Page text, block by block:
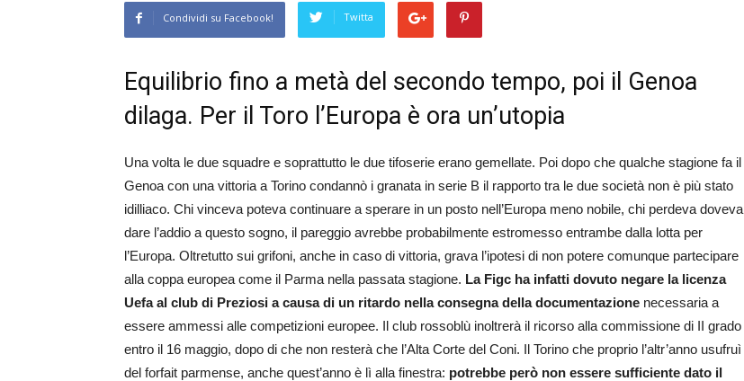
Condividi su Facebook! Twitta
Equilibrio fino a metà del secondo tempo, poi il Genoa
dilaga. Per il Toro l’Europa è ora un’utopia
Una volta le due squadre e soprattutto le due tifoserie erano gemellate. Poi dopo che qualche stagione fa il
Genoa con una vittoria a Torino condannò i granata in serie B il rapporto tra le due società non è più stato
idilliaco. Chi vinceva poteva continuare a sperare in un posto nell’Europa meno nobile, chi perdeva doveva
dare l’addio a questo sogno, il pareggio avrebbe probabilmente estromesso entrambe dalla lotta per
l’Europa. Oltretutto sui grifoni, anche in caso di vittoria, grava l’ipotesi di non potere comunque partecipare
alla coppa europea come il Parma nella passata stagione. La Figc ha infatti dovuto negare la licenza
Uefa al club di Preziosi a causa di un ritardo nella consegna della documentazione necessaria a
essere ammessi alle competizioni europee. Il club rossoblù inoltrerà il ricorso alla commissione di II grado
entro il 16 maggio, dopo di che non resterà che l’Alta Corte del Coni. Il Torino che proprio l’altr’anno usufruì
del forfait parmense, anche quest’anno è lì alla finestra: potrebbe però non essere sufficiente dato il